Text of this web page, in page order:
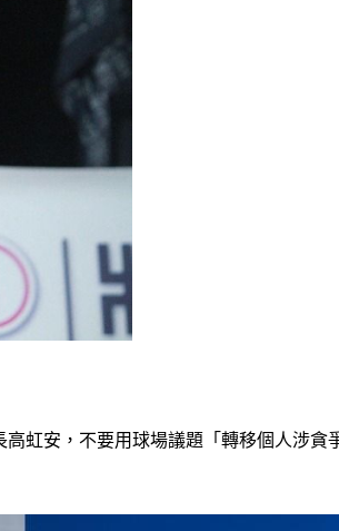
虹安，不要用球場議題「轉移個人涉